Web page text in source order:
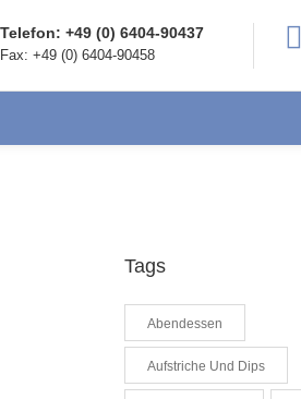
Telefon: +49 (0) 6404-90437
Fax: +49 (0) 6404-90458
Tags
Abendessen
Aufstriche Und Dips